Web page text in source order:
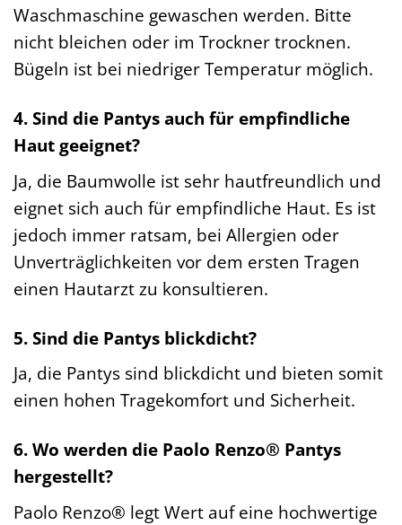
Waschmaschine gewaschen werden. Bitte
nicht bleichen oder im Trockner trocknen.
Bügeln ist bei niedriger Temperatur möglich.
4. Sind die Pantys auch für empfindliche
Haut geeignet?
Ja, die Baumwolle ist sehr hautfreundlich und
eignet sich auch für empfindliche Haut. Es ist
jedoch immer ratsam, bei Allergien oder
Unverträglichkeiten vor dem ersten Tragen
einen Hautarzt zu konsultieren.
5. Sind die Pantys blickdicht?
Ja, die Pantys sind blickdicht und bieten somit
einen hohen Tragekomfort und Sicherheit.
6. Wo werden die Paolo Renzo® Pantys
hergestellt?
Paolo Renzo® legt Wert auf eine hochwertige